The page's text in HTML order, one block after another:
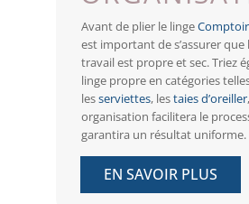
Avant de plier le linge
est important de s’assurer que
travail est propre et sec. Triez
linge propre en catégories
lesserviettes, lestaies d’oreiller
organisation facilitera le
garantira un résultat uniforme.
EN SAVOIR PLUS